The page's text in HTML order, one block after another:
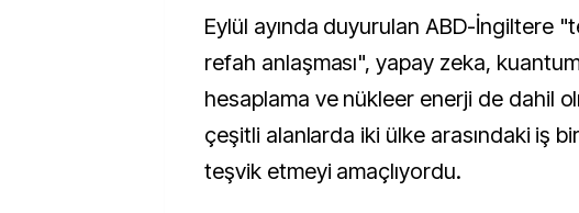
Eylül ayında duyurulan ABD-İngiltere
refah anlaşması", yapay zeka,
hesaplama ve nükleer enerji de dahil
çeşitli alanlarda iki ülke arasındaki iş
teşvik etmeyi amaçlıyordu.